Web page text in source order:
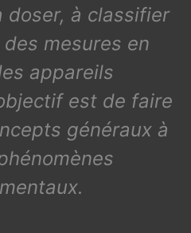
doser, à classifier
mesures en
appareils
est de faire
généraux à